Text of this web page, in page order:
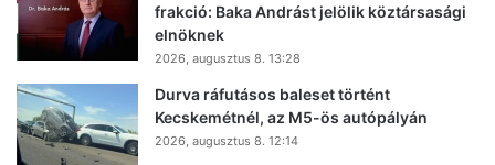
frakció: Baka Andrást jelölik köztársasági
elnöknek
2026, augusztus 8. 13:28
Durva ráfutásos baleset történt
Kecskemétnél, az M5-ös autópályán
2026, augusztus 8. 12:14